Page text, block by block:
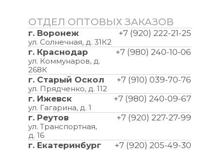
ОТДЕЛ ОПТОВЫХ ЗАКАЗОВ
г. Воронеж
ул. Солнечная, д. 31К2
+7 (920) 222-21-25
г. Краснодар
ул. Коммунаров, д.
268К
+7 (980) 240-10-06
г. Старый Оскол
ул. Прядченко, д. 112
+7 (910) 039-70-76
г. Ижевск
ул. Гагарина, д. 1
+7 (980) 240-09-67
г. Реутов
ул. Транспортная,
д. 16
+7 (920) 227-27-99
г. Екатеринбург +7 (920) 205-49-30